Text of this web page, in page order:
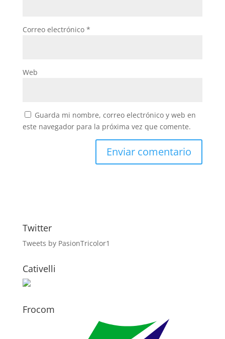
Correo electrónico *
Web
Guarda mi nombre, correo electrónico y web en
este navegador para la próxima vez que comente.
Twitter
Tweets by PasionTricolor1
Cativelli
Frocom